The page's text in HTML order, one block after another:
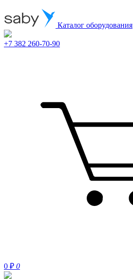
Каталог оборудования
+7 382 260-70-90
0 ₽ 0